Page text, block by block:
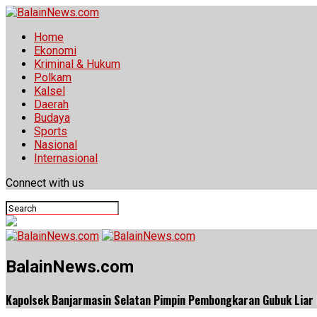
Home
Ekonomi
Kriminal & Hukum
Polkam
Kalsel
Daerah
Budaya
Sports
Nasional
Internasional
Connect with us
BalainNews.com
Kapolsek Banjarmasin Selatan Pimpin Pembongkaran Gubuk